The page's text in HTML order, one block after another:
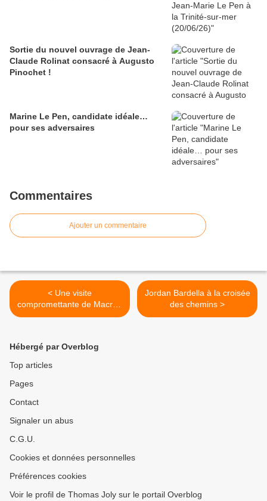
Sortie du nouvel ouvrage de Jean-
Claude Rolinat consacré à Augusto
Pinochet !
Marine Le Pen, candidate idéale…
pour ses adversaires
Commentaires
Ajouter un commentaire
< Une visite
compromettante de Macron
en Syrie
Jordan Bardella à la croisée
des chemins >
Hébergé par Overblog
Top articles
Pages
Contact
Signaler un abus
C.G.U.
Cookies et données personnelles
Préférences cookies
Voir le profil de Thomas Joly sur le portail Overblog